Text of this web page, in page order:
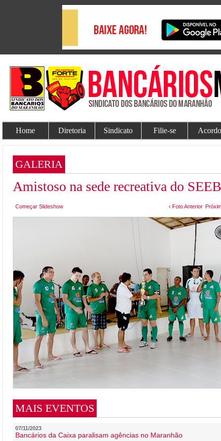
Home Diretoria Sindicato Filie-se
GALERIA
Amistoso na sede recreativa do
Começar Slideshow ‹ Foto Anterior
MAIS EVENTOS
07/11/2023
Bancários da Caixa paralisam agências no Maranhão